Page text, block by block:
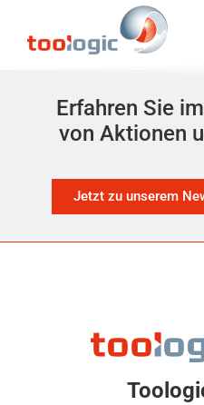
Erfahren Sie
von Aktionen
Jetzt zu unserem